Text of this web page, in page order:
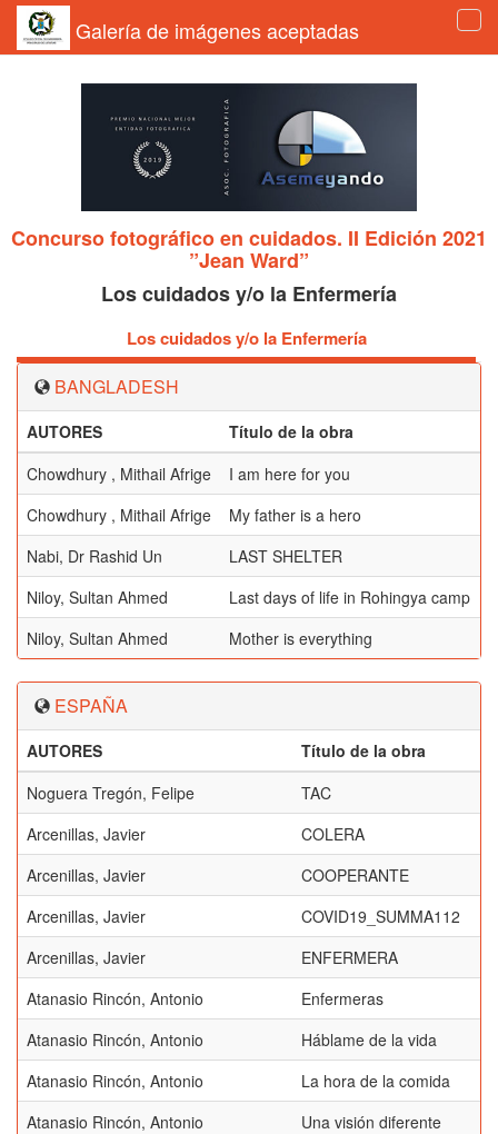
Galería de imágenes aceptadas
Concurso fotográfico en cuidados. II Edición 2021
”Jean Ward”
Los cuidados y/o la Enfermería
Los cuidados y/o la Enfermería
BANGLADESH
AUTORES Título de la obra
Chowdhury , Mithail Afrige
I am here for you
Chowdhury , Mithail Afrige
My father is a hero
Nabi, Dr Rashid Un
LAST SHELTER
Niloy, Sultan Ahmed
Last days of life in Rohingya camp
Niloy, Sultan Ahmed
Mother is everything
ESPAÑA
AUTORES
Título de la obra
Noguera Tregón, Felipe
TAC
Arcenillas, Javier
COLERA
Arcenillas, Javier
COOPERANTE
Arcenillas, Javier
COVID19_SUMMA112
Arcenillas, Javier
ENFERMERA
Atanasio Rincón, Antonio
Enfermeras
Atanasio Rincón, Antonio
Háblame de la vida
Atanasio Rincón, Antonio
La hora de la comida
Atanasio Rincón, Antonio
Una visión diferente